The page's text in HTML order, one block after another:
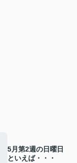
5月第2週の日曜日
といえば・・・